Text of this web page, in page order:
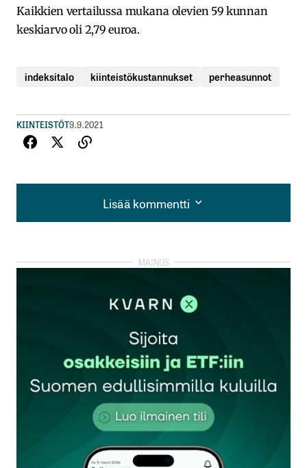
Kaikkien vertailussa mukana olevien 59 kunnan
keskiarvo oli 2,79 euroa.
indeksitalo kiinteistökustannukset perheasunnot
KIINTEISTÖT9.9.2021
Lisää kommentti
Lisää kommentti
kirjautua
rekisteröityä
Sähköpostiosoitettasi ei julkaista.Pakolliset
kentät on merkitty*
Kommentti*